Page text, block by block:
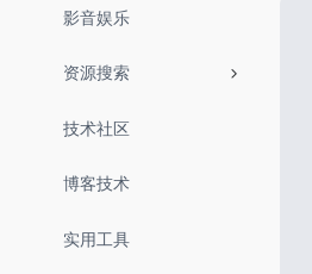
影音娱乐
资源搜索
技术社区
博客技术
实用工具